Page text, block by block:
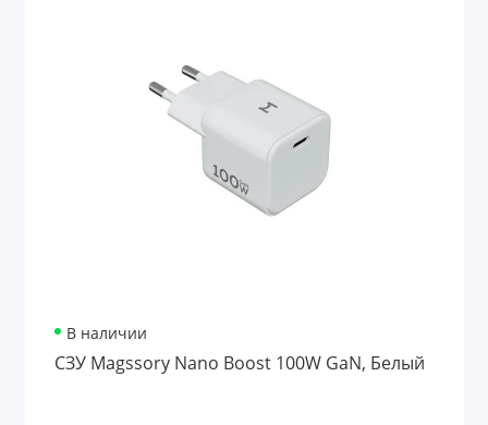
В наличии
СЗУ Magssory Nano Boost 100W GaN, Белый